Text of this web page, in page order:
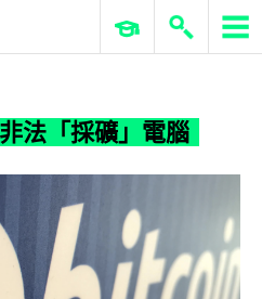
嫌非法「採礦」電腦
ERP 與商業 AI
法「採礦」電腦